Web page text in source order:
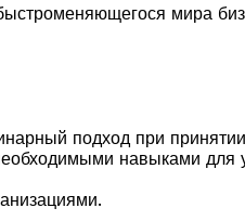
мира
подход при
навыками для